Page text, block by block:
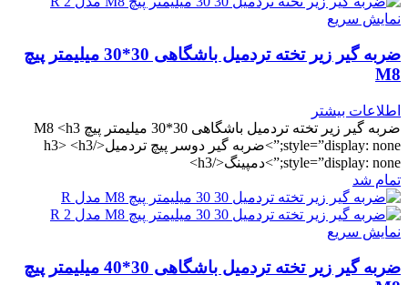
نمایش سریع
ضربه گیر زیر تخته تردمیل باشگاهی 30*30 میلیمتر پیچ
M8
اطلاعات بیشتر
ضربه گیر زیر تخته تردمیل باشگاهی 30*30 میلیمتر پیچ M8 <h3
style=”display: none;”>ضربه گیر دوسر پیچ تردمیل</h3> <h3
style=”display: none;”>دمپینگ</h3>
تمام شد
نمایش سریع
ضربه گیر زیر تخته تردمیل باشگاهی 30*40 میلیمتر پیچ